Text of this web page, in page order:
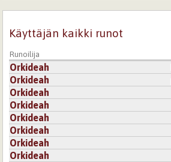
Käyttäjän kaikki runot
Runoilija
Orkideah
Orkideah
Orkideah
Orkideah
Orkideah
Orkideah
Orkideah
Orkideah